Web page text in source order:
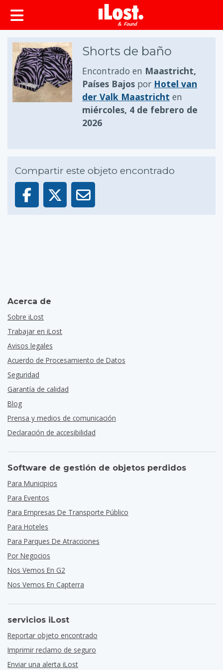
Shorts de baño
Encontrado en Maastricht,
Países Bajos por Hotel van
der Valk Maastricht en
miércoles, 4 de febrero de
2026
Compartir este objeto encontrado
Acerca de
Sobre iLost
Trabajar en iLost
Avisos legales
Acuerdo de Procesamiento de Datos
Seguridad
Garantía de calidad
Blog
Prensa y medios de comunicación
Declaración de accesibilidad
Software de gestión de objetos perdidos
Para Municipios
Para Eventos
Para Empresas De Transporte Público
Para Hoteles
Para Parques De Atracciones
Por Negocios
Nos Vemos En G2
Nos Vemos En Capterra
servicios iLost
Reportar objeto encontrado
Imprimir reclamo de seguro
Enviar una alerta iLost